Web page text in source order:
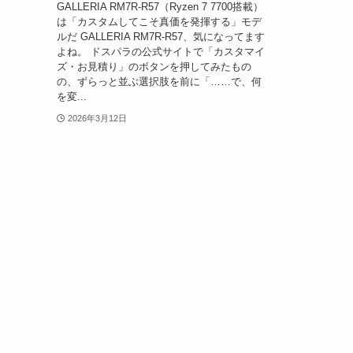
GALLERIA RM7R-R57（Ryzen 7 7700搭載）
は「カスタムしてこそ真価を発揮する」モデ
ルだ GALLERIA RM7R-R57、気になってます
よね。 ドスパラの公式サイトで「カスタマイ
ズ・お見積り」のボタンを押してみたもの
の、ずらっと並ぶ選択肢を前に「……で、何
を変...
2026年3月12日